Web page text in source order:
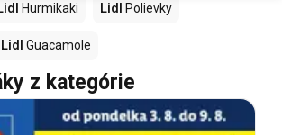
Hurmikaki Lidl Polievky
Lidl Guacamole
z kategórie